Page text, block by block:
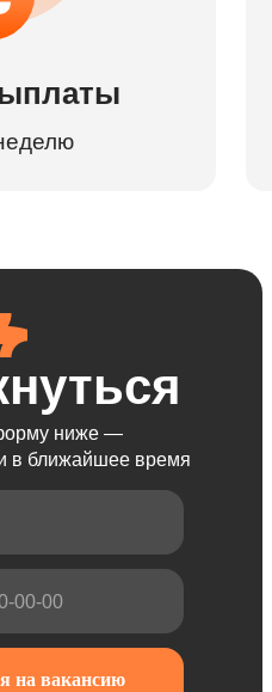
ниже —
в ближайшее время
на вакансию